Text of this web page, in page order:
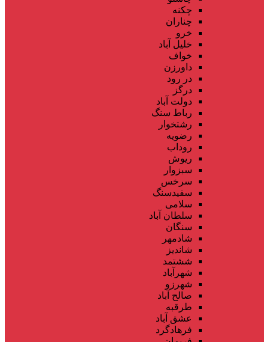
چکنه
چناران
خرو
خلیل آباد
خواف
داورزن
در رود
درگز
دولت آباد
رباط سنگ
رشتخوار
رضویه
روداب
ریوش
سبزوار
سرخس
سفیدسنگ
سلامی
سلطان آباد
سنگان
شادمهر
شاندیز
ششتمد
شهرآباد
شهرزو
صالح آباد
طرقبه
عشق آباد
فرهادگرد